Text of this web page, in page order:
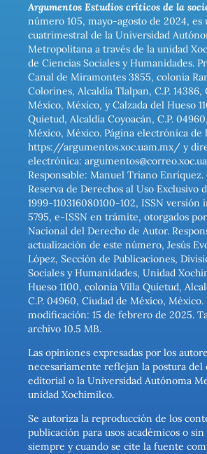
Argumentos Estudios críticos de la
número 105, mayo-agosto de 2024, es
cuatrimestral de la Universidad
Metropolitana a través de la unidad
de Ciencias Sociales y Humanidades.
Canal de Miramontes 3855, colonia
Colorines, Alcaldía Tlalpan, C.P. 14386,
México, México, y Calzada del Hueso
Quietud, Alcaldía Coyoacán, C.P.
México, México. Página electrónica de
https://argumentos.xoc.uam.mx/ y
electrónica:
Responsable: Manuel Triano
Reserva de Derechos al Uso Exclusivo
1999-110316080100-102, ISSN versión
5795, e-ISSN en trámite, otorgados
Nacional del Derecho de Autor.
actualización de este número, Jesús
López, Sección de Publicaciones,
Sociales y Humanidades, Unidad
Hueso 1100, colonia Villa Quietud,
C.P. 04960, Ciudad de México,
modificación: 15 de febrero de 2025.
archivo 10.5 MB.
Las opiniones expresadas por los
necesariamente reflejan la postura
editorial o la Universidad Autónoma
unidad Xochimilco.
Se autoriza la reproducción de los
publicación para usos académicos o
siempre y cuando se cite la fuente